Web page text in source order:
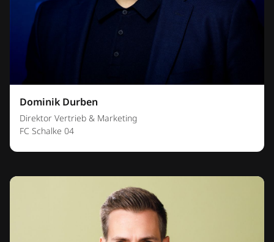
Dominik Durben
Direktor Vertrieb & Marketing
FC Schalke 04